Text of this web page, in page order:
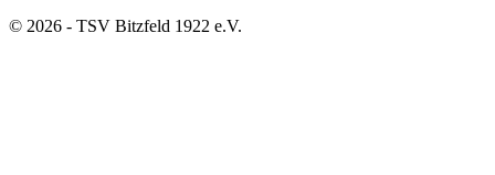
© 2026 - TSV Bitzfeld 1922 e.V.